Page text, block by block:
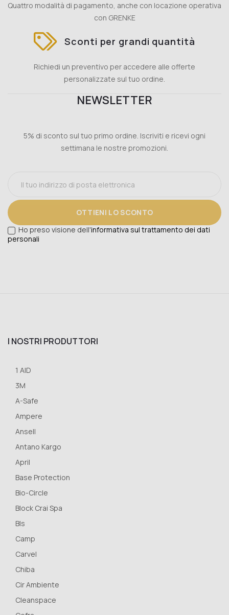
Quattro modalità di pagamento, anche con locazione operativa
con GRENKE
Sconti per grandi quantità
Richiedi un preventivo per accedere alle offerte
personalizzate sul tuo ordine.
NEWSLETTER
5% di sconto sul tuo primo ordine. Iscriviti e ricevi ogni
settimana le nostre promozioni.
OTTIENI LO SCONTO
Ho preso visione dell'informativa sul trattamento dei dati
personali
I NOSTRI PRODUTTORI
1 AID
3M
A-Safe
Ampere
Ansell
Antano Kargo
April
Base Protection
Bio-Circle
Block Crai Spa
Bls
Camp
Carvel
Chiba
Cir Ambiente
Cleanspace